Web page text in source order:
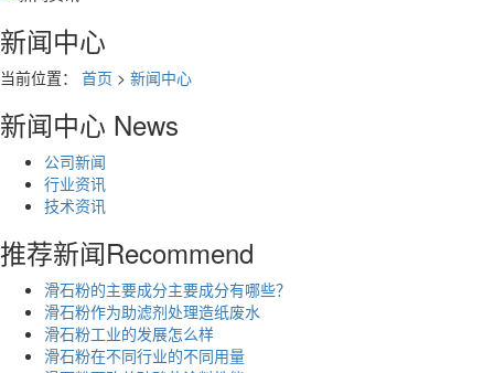
新闻中心
当前位置： 首页 > 新闻中心
新闻中心 News
公司新闻
行业资讯
技术资讯
推荐新闻Recommend
滑石粉的主要成分主要成分有哪些？
滑石粉作为助滤剂处理造纸废水
滑石粉工业的发展怎么样
滑石粉在不同行业的不同用量